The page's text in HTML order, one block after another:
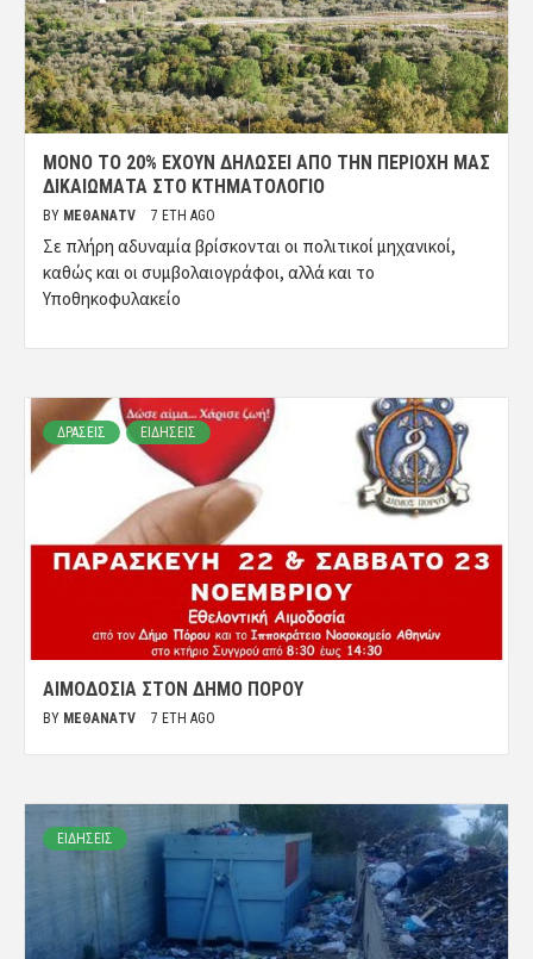
ΜΌΝΟ ΤΟ 20% ΈΧΟΥΝ ΔΗΛΏΣΕΙ ΑΠΌ ΤΗΝ ΠΕΡΙΟΧΉ ΜΑΣ
ΔΙΚΑΙΏΜΑΤΑ ΣΤΟ ΚΤΗΜΑΤΟΛΌΓΙΟ
BY ΜΈΘΑΝΑTV 7 ΈΤΗ AGO
Σε πλήρη αδυναμία βρίσκονται οι πολιτικοί μηχανικοί,
καθώς και οι συμβολαιογράφοι, αλλά και το
Υποθηκοφυλακείο
ΔΡΑΣΕΙΣ ΕΙΔΗΣΕΙΣ
ΑΙΜΟΔΟΣΊΑ ΣΤΟΝ ΔΉΜΟ ΠΌΡΟΥ
BY ΜΈΘΑΝΑTV 7 ΈΤΗ AGO
ΕΙΔΗΣΕΙΣ